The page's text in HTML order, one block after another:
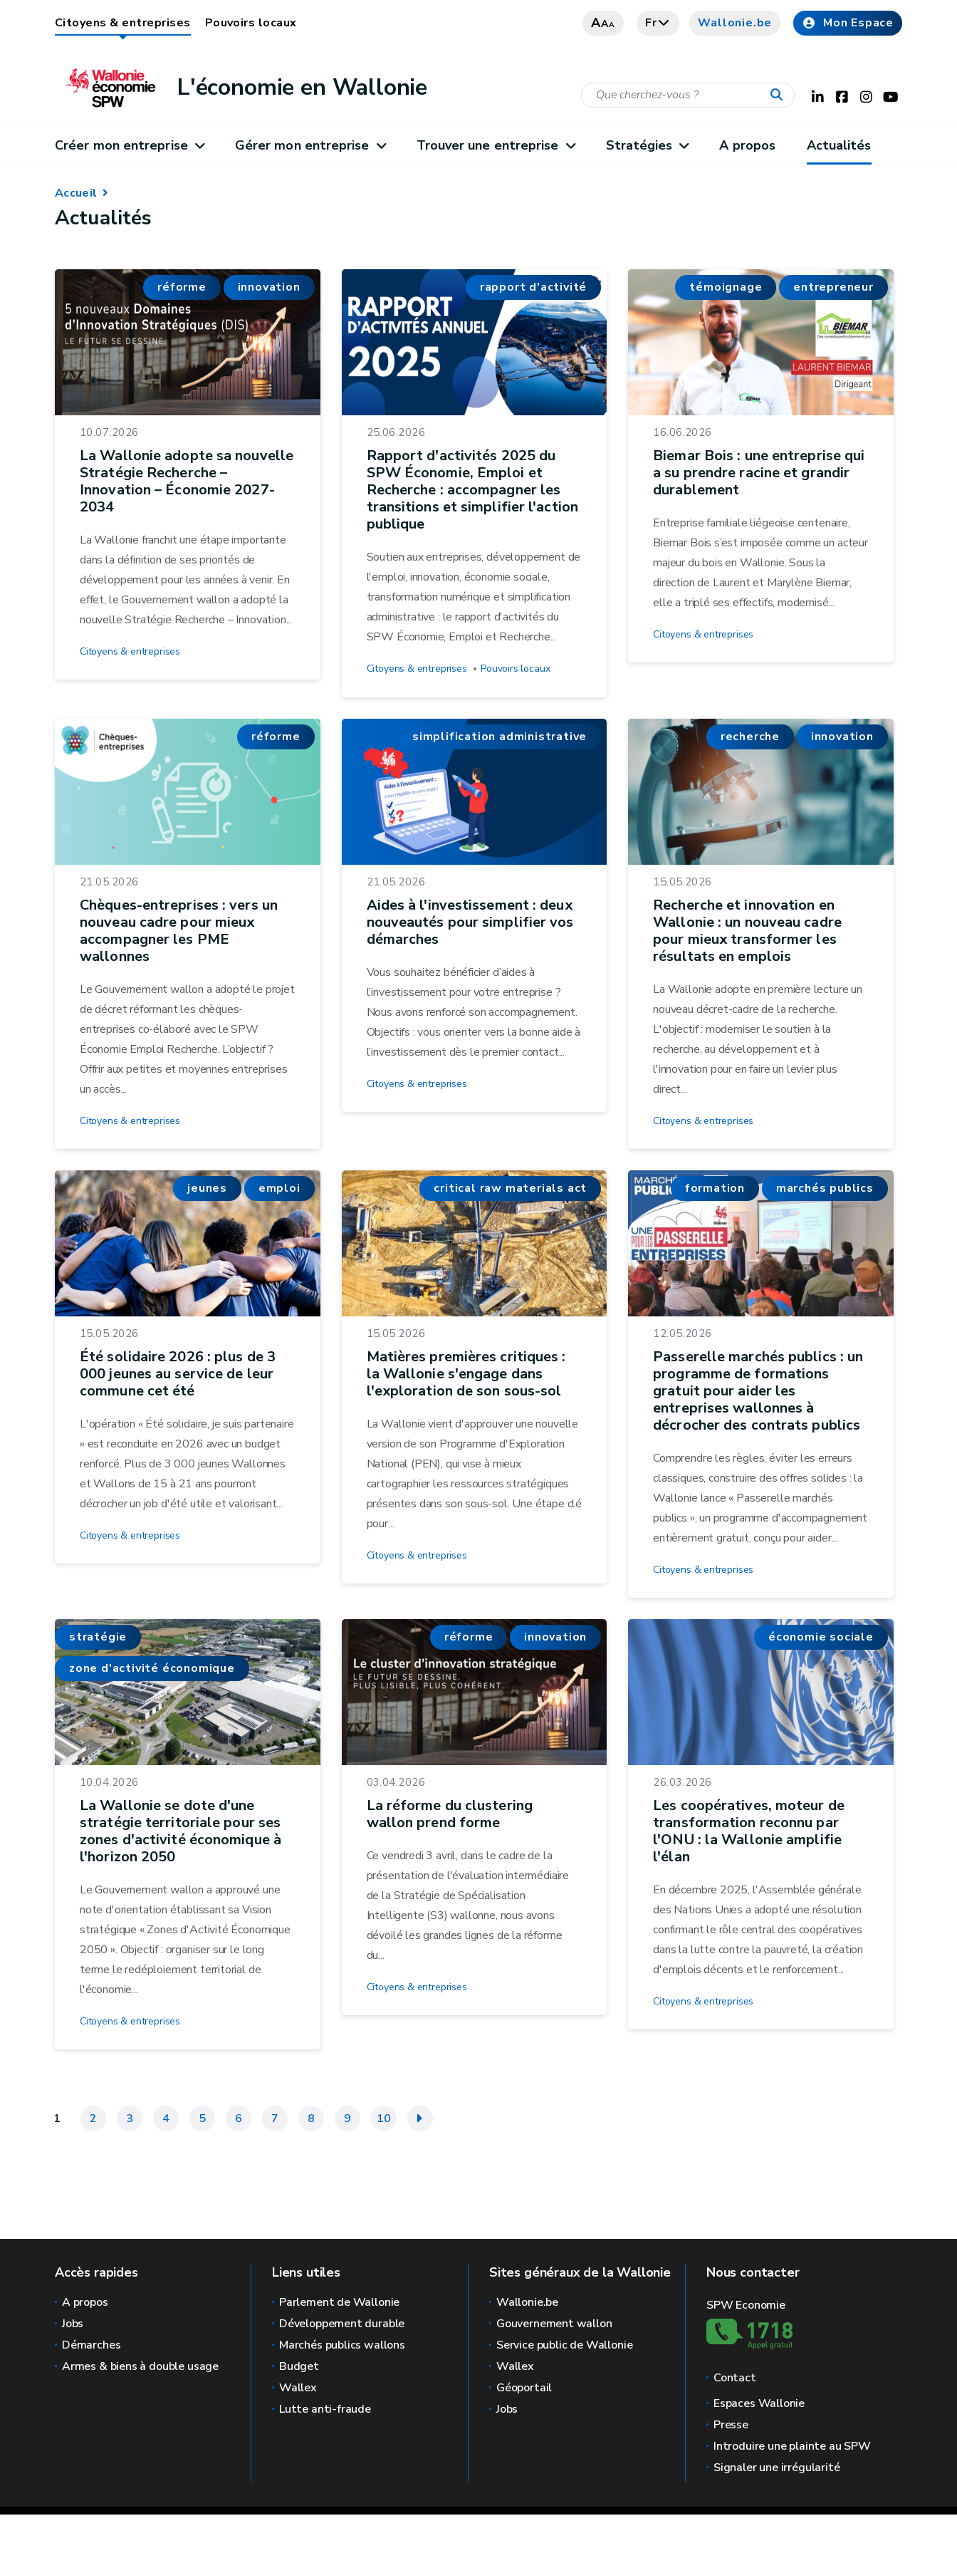
Citoyens & entreprises Pouvoirs locaux AAA Fr Wallonie.be Mon Espace
L'économie en Wallonie
Créer mon entreprise Gérer mon entreprise Trouver une entreprise Stratégies A propos Actualités
Accueil
Actualités
réforme innovation
10.07.2026
La Wallonie adopte sa nouvelle
Stratégie Recherche –
Innovation – Économie 2027-
2034
La Wallonie franchit une étape importante
dans la définition de ses priorités de
développement pour les années à venir. En
effet, le Gouvernement wallon a adopté la
nouvelle Stratégie Recherche – Innovation...
Citoyens & entreprises
rapport d'activité
25.06.2026
Rapport d'activités 2025 du
SPW Économie, Emploi et
Recherche : accompagner les
transitions et simplifier l'action
publique
Soutien aux entreprises, développement de
l'emploi, innovation, économie sociale,
transformation numérique et simplification
administrative : le rapport d'activités du
SPW Économie, Emploi et Recherche...
Citoyens & entreprises Pouvoirs locaux
témoignage entrepreneur
16.06.2026
Biemar Bois : une entreprise qui
a su prendre racine et grandir
durablement
Entreprise familiale liégeoise centenaire,
Biemar Bois s’est imposée comme un acteur
majeur du bois en Wallonie. Sous la
direction de Laurent et Marylène Biemar,
elle a triplé ses effectifs, modernisé...
Citoyens & entreprises
réforme
21.05.2026
Chèques-entreprises : vers un
nouveau cadre pour mieux
accompagner les PME
wallonnes
Le Gouvernement wallon a adopté le projet
de décret réformant les chèques-
entreprises co-élaboré avec le SPW
Économie Emploi Recherche. L’objectif ?
Offrir aux petites et moyennes entreprises
un accès...
Citoyens & entreprises
simplification administrative
21.05.2026
Aides à l'investissement : deux
nouveautés pour simplifier vos
démarches
Vous souhaitez bénéficier d’aides à
l’investissement pour votre entreprise ?
Nous avons renforcé son accompagnement.
Objectifs : vous orienter vers la bonne aide à
l’investissement dès le premier contact...
Citoyens & entreprises
recherche innovation
15.05.2026
Recherche et innovation en
Wallonie : un nouveau cadre
pour mieux transformer les
résultats en emplois
La Wallonie adopte en première lecture un
nouveau décret-cadre de la recherche.
L'objectif : moderniser le soutien à la
recherche, au développement et à
l'innovation pour en faire un levier plus
direct...
Citoyens & entreprises
jeunes emploi
15.05.2026
Été solidaire 2026 : plus de 3
000 jeunes au service de leur
commune cet été
L'opération « Été solidaire, je suis partenaire
» est reconduite en 2026 avec un budget
renforcé. Plus de 3 000 jeunes Wallonnes
et Wallons de 15 à 21 ans pourront
décrocher un job d'été utile et valorisant...
Citoyens & entreprises
critical raw materials act
15.05.2026
Matières premières critiques :
la Wallonie s'engage dans
l'exploration de son sous-sol
La Wallonie vient d'approuver une nouvelle
version de son Programme d'Exploration
National (PEN), qui vise à mieux
cartographier les ressources stratégiques
présentes dans son sous-sol. Une étape clé
pour...
Citoyens & entreprises
formation marchés publics
12.05.2026
Passerelle marchés publics : un
programme de formations
gratuit pour aider les
entreprises wallonnes à
décrocher des contrats publics
Comprendre les règles, éviter les erreurs
classiques, construire des offres solides : la
Wallonie lance « Passerelle marchés
publics », un programme d'accompagnement
entièrement gratuit, conçu pour aider...
Citoyens & entreprises
stratégie
zone d'activité économique
10.04.2026
La Wallonie se dote d'une
stratégie territoriale pour ses
zones d'activité économique à
l'horizon 2050
Le Gouvernement wallon a approuvé une
note d'orientation établissant sa Vision
stratégique « Zones d'Activité Économique
2050 ». Objectif : organiser sur le long
terme le redéploiement territorial de
l'économie...
Citoyens & entreprises
réforme innovation
03.04.2026
La réforme du clustering
wallon prend forme
Ce vendredi 3 avril, dans le cadre de la
présentation de l'évaluation intermédiaire
de la Stratégie de Spécialisation
Intelligente (S3) wallonne, nous avons
dévoilé les grandes lignes de la réforme
du...
Citoyens & entreprises
économie sociale
26.03.2026
Les coopératives, moteur de
transformation reconnu par
l'ONU : la Wallonie amplifie
l'élan
En décembre 2025, l'Assemblée générale
des Nations Unies a adopté une résolution
confirmant le rôle central des coopératives
dans la lutte contre la pauvreté, la création
d'emplois décents et le renforcement...
Citoyens & entreprises
1 2 3 4 5 6 7 8 9 10 »
Accès rapides
A propos
Jobs
Démarches
Armes & biens à double usage
Liens utiles
Parlement de Wallonie
Développement durable
Marchés publics wallons
Budget
Wallex
Lutte anti-fraude
Sites généraux de la Wallonie
Wallonie.be
Gouvernement wallon
Service public de Wallonie
Wallex
Géoportail
Jobs
Nous contacter
SPW Economie
Contact
Espaces Wallonie
Presse
Introduire une plainte au SPW
Signaler une irrégularité